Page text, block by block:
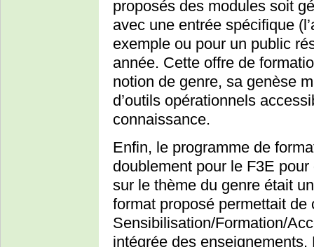
proposés des modules soit
avec une entrée spécifique
exemple ou pour un public
année. Cette offre de
notion de genre, sa genèse
d’outils opérationnels
connaissance.
Enfin, le programme de
doublement pour le F3E
sur le thème du genre était
format proposé permettait de
Sensibilisation/Formation/
intégrée des